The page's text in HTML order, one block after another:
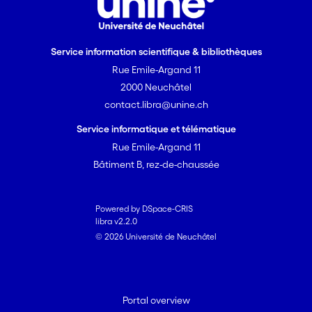
registre plus légitime que celui de
l’injustice ou du combat politique.
Service information scientifique & bibliothèques
Rue Emile-Argand 11
2000 Neuchâtel
contact.libra@unine.ch
Service informatique et télématique
Rue Emile-Argand 11
Bâtiment B, rez-de-chaussée
Powered by DSpace-CRIS
libra v2.2.0
© 2026 Université de Neuchâtel
Portal overview